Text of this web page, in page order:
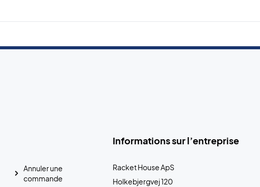
Informations sur l’entreprise
Racket House ApS
Holkebjergvej 120
Annuler une
commande